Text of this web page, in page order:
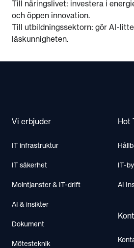
Till näringslivet: investera i
och öppen innovation.
Till utbildningssektorn: gör AI-
läskunnigheten.
Vi erbjuder
IT infrastruktur
IT säkerhet
Molntjanster & IT-drift
AI & insikter
Dokument
Mötesteknik
Hot
IT-
AI